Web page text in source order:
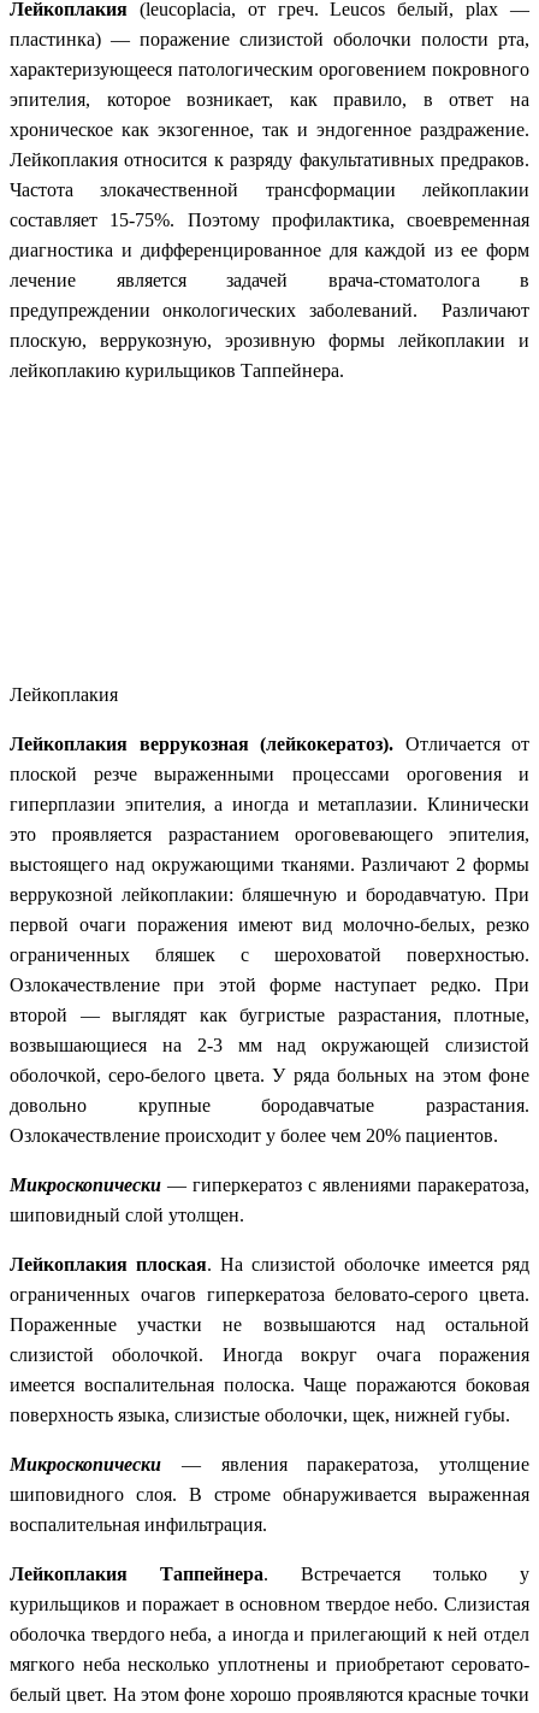
Лейкоплакия (leucoplacia, от греч. Leucos белый, plax —
пластинка) — поражение слизистой оболочки полости рта,
характеризующееся патологическим ороговением покровного
эпителия, которое возникает, как правило, в ответ на
хроническое как экзогенное, так и эндогенное раздражение.
Лейкоплакия относится к разряду факультативных предраков.
Частота злокачественной трансформации лейкоплакии
составляет 15-75%. Поэтому профилактика, своевременная
диагностика и дифференцированное для каждой из ее форм
лечение является задачей врача-стоматолога в
предупреждении онкологических заболеваний. Различают
плоскую, веррукозную, эрозивную формы лейкоплакии и
лейкоплакию курильщиков Таппейнера.
Лейкоплакия
Лейкоплакия веррукозная (лейкокератоз). Отличается от
плоской резче выраженными процессами ороговения и
гиперплазии эпителия, а иногда и метаплазии. Клинически
это проявляется разрастанием ороговевающего эпителия,
выстоящего над окружающими тканями. Различают 2 формы
веррукозной лейкоплакии: бляшечную и бородавчатую. При
первой очаги поражения имеют вид молочно-белых, резко
ограниченных бляшек с шероховатой поверхностью.
Озлокачествление при этой форме наступает редко. При
второй — выглядят как бугристые разрастания, плотные,
возвышающиеся на 2-3 мм над окружающей слизистой
оболочкой, серо-белого цвета. У ряда больных на этом фоне
довольно крупные бородавчатые разрастания.
Озлокачествление происходит у более чем 20% пациентов.
Микроскопически — гиперкератоз с явлениями паракератоза,
шиповидный слой утолщен.
Лейкоплакия плоская. На слизистой оболочке имеется ряд
ограниченных очагов гиперкератоза беловато-серого цвета.
Пораженные участки не возвышаются над остальной
слизистой оболочкой. Иногда вокруг очага поражения
имеется воспалительная полоска. Чаще поражаются боковая
поверхность языка, слизистые оболочки, щек, нижней губы.
Микроскопически — явления паракератоза, утолщение
шиповидного слоя. В строме обнаруживается выраженная
воспалительная инфильтрация.
Лейкоплакия Таппейнера. Встречается только у
курильщиков и поражает в основном твердое небо. Слизистая
оболочка твердого неба, а иногда и прилегающий к ней отдел
мягкого неба несколько уплотнены и приобретают серовато-
белый цвет. На этом фоне хорошо проявляются красные точки